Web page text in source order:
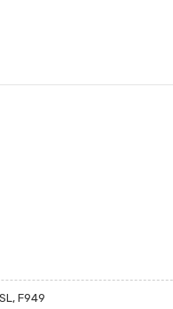
F949